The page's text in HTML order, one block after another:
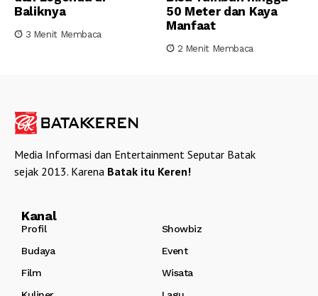
Baliknya
3 Menit Membaca
50 Meter dan Kaya
Manfaat
2 Menit Membaca
Media Informasi dan Entertainment Seputar Batak
sejak 2013. Karena Batak itu Keren!
Kanal
Profil
Showbiz
Budaya
Event
Film
Wisata